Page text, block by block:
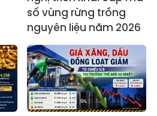
số vùng rừng trồng
nguyên liệu năm 2026